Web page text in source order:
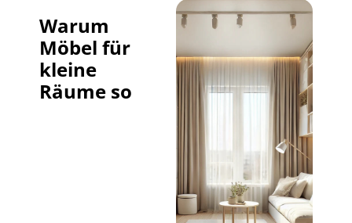
Warum
Möbel für
kleine
Räume so